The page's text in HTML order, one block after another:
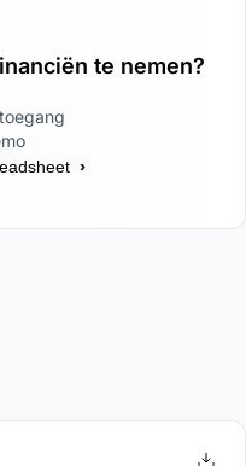
te nemen?
›